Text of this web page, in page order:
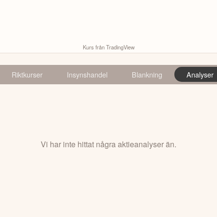
Kurs från TradingView
Riktkurser Insynshandel Blankning Analyser
Vi har inte hittat några aktieanalyser än.